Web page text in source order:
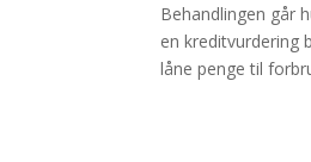
Behandlingen går
en kreditvurdering
låne penge til